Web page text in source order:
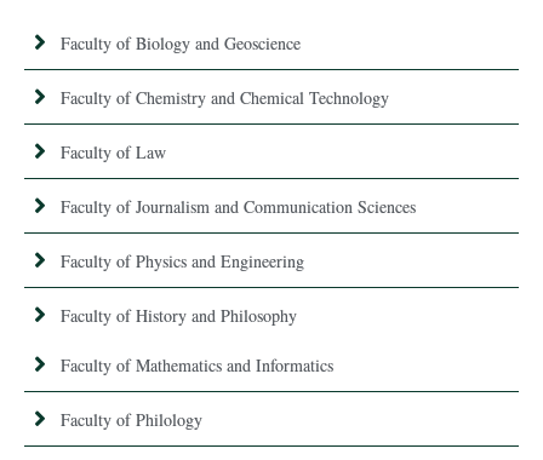
Faculty of Biology and Geoscience
Faculty of Chemistry and Chemical Technology
Faculty of Law
Faculty of Journalism and Communication Sciences
Faculty of Physics and Engineering
Faculty of History and Philosophy
Faculty of Mathematics and Informatics
Faculty of Philology